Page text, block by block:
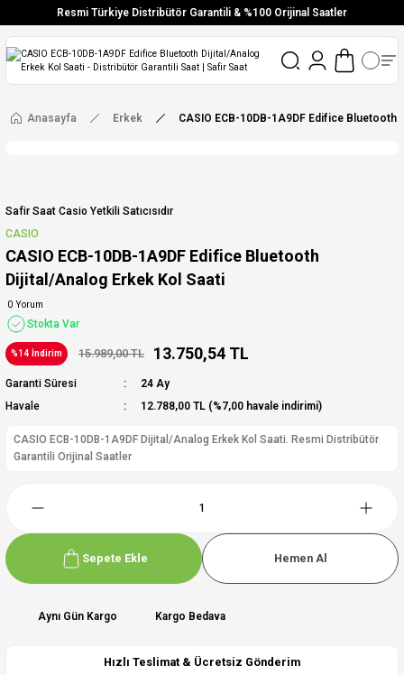
Resmi Türkiye Distribütör Garantili & %100 Orijinal Saatler
Vade Farksız 6 Taksit
Aynı Gün Stoktan Gönderim
Ücretsiz Kargo
Anasayfa Erkek CASIO ECB-10DB-1A9DF Edifice Bluetooth
Safir Saat Casio Yetkili Satıcısıdır
CASIO
CASIO ECB-10DB-1A9DF Edifice Bluetooth
Dijital/Analog Erkek Kol Saati
0 Yorum
Stokta Var
%14 İndirim 15.989,00 TL 13.750,54 TL
Garanti Süresi
24 Ay
Havale
12.788,00 TL (%7,00 havale indirimi)
CASIO ECB-10DB-1A9DF Dijital/Analog Erkek Kol Saati. Resmi Distribütör
Garantili Orijinal Saatler
Sepete Ekle Hemen Al
Aynı Gün Kargo Kargo Bedava
Hızlı Teslimat & Ücretsiz Gönderim